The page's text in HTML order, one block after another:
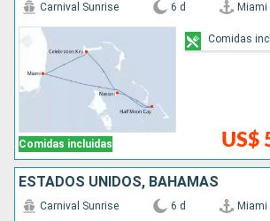
Comidas incluidas
Carnival Sunrise 6 d Miami
US$
Comidas
ESTADOS UNIDOS, BAHAMAS
Carnival Sunrise 6 d Miami